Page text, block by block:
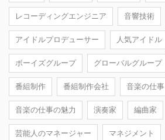
レコーディングエンジニア 音響技術
アイドルプロデューサー 人気アイドル
ボーイズグループ グローバルグループ
番組制作 番組制作会社 音楽の仕事
音楽の仕事の魅力 演奏家 編曲家
芸能人のマネージャー マネジメント